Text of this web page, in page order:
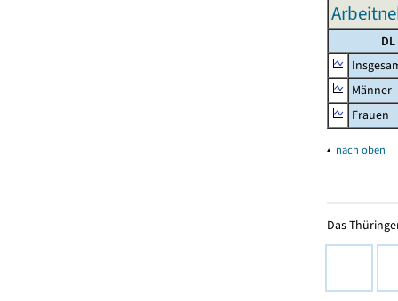
Männer
Frauen
▴ nach oben
Das